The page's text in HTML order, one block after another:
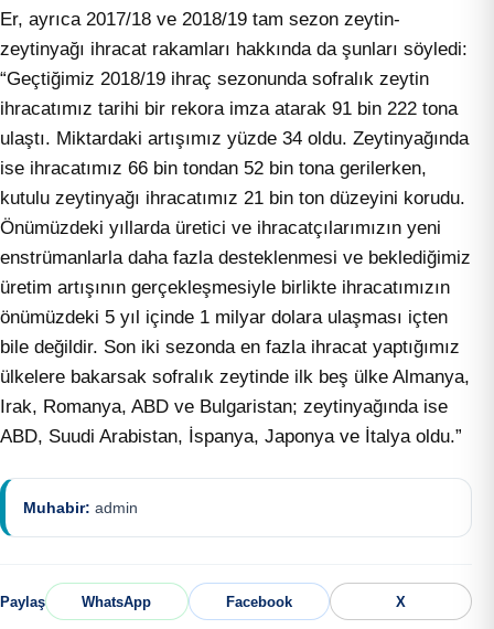
Er, ayrıca 2017/18 ve 2018/19 tam sezon zeytin-
zeytinyağı ihracat rakamları hakkında da şunları söyledi:
“Geçtiğimiz 2018/19 ihraç sezonunda sofralık zeytin
ihracatımız tarihi bir rekora imza atarak 91 bin 222 tona
ulaştı. Miktardaki artışımız yüzde 34 oldu. Zeytinyağında
ise ihracatımız 66 bin tondan 52 bin tona gerilerken,
kutulu zeytinyağı ihracatımız 21 bin ton düzeyini korudu.
Önümüzdeki yıllarda üretici ve ihracatçılarımızın yeni
enstrümanlarla daha fazla desteklenmesi ve beklediğimiz
üretim artışının gerçekleşmesiyle birlikte ihracatımızın
önümüzdeki 5 yıl içinde 1 milyar dolara ulaşması içten
bile değildir. Son iki sezonda en fazla ihracat yaptığımız
ülkelere bakarsak sofralık zeytinde ilk beş ülke Almanya,
Irak, Romanya, ABD ve Bulgaristan; zeytinyağında ise
ABD, Suudi Arabistan, İspanya, Japonya ve İtalya oldu.”
Muhabir: admin
Paylaş WhatsApp Facebook X